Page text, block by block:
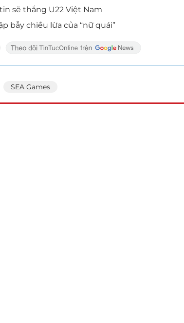
sẽ thắng U22 Việt Nam
bẫy chiều lừa của “nữ quái”
SEA Games